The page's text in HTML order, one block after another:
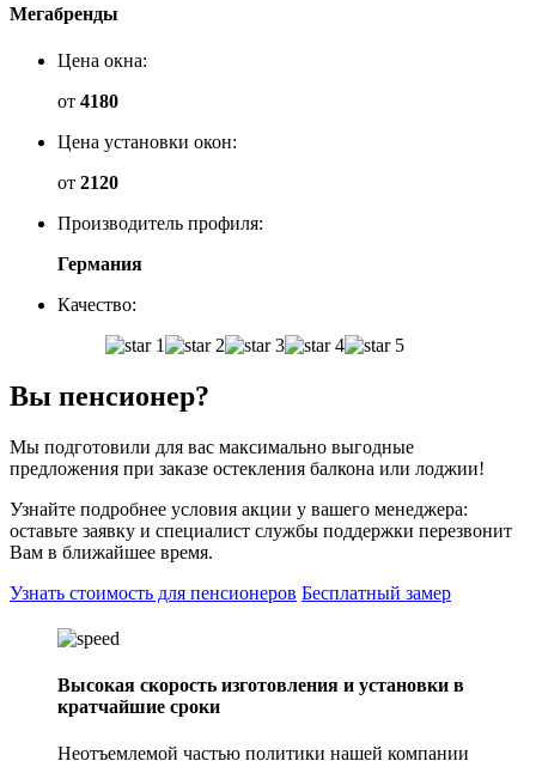
Мегабренды
Цена окна:
от 4180
Цена установки окон:
от 2120
Производитель профиля:
Германия
Качество:
Вы пенсионер?
Мы подготовили для вас максимально выгодные
предложения при заказе остекления балкона или лоджии!
Узнайте подробнее условия акции у вашего менеджера:
оставьте заявку и специалист службы поддержки перезвонит
Вам в ближайшее время.
Узнать стоимость для пенсионеров Бесплатный замер
Высокая скорость изготовления и установки в
кратчайшие сроки
Неотъемлемой частью политики нашей компании